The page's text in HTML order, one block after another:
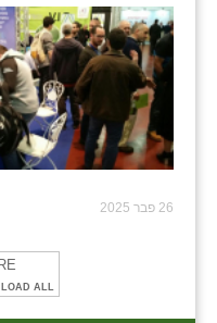
26 פבר 2025
LOAD ALL